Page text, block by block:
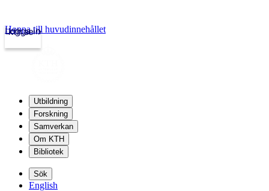
kth.se
Logga in
Hoppa till huvudinnehållet
Utbildning
Forskning
Samverkan
Om KTH
Bibliotek
Sök
English